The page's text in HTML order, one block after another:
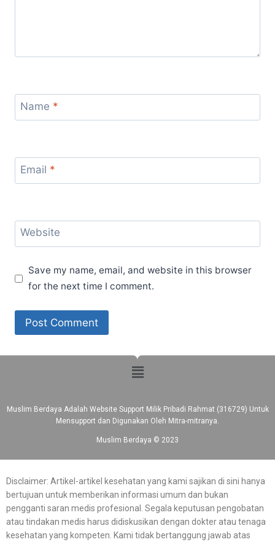
Name *
Email *
Website
Save my name, email, and website in this browser
for the next time I comment.
Muslim Berdaya Adalah Website Support Milik Pribadi Rahmat (316729) Untuk
Mensupport dan Digunakan Oleh Mitra-mitranya.
Muslim Berdaya © 2023
Disclaimer: Artikel-artikel kesehatan yang kami sajikan di sini hanya
bertujuan untuk memberikan informasi umum dan bukan
pengganti saran medis profesional. Segala keputusan pengobatan
atau tindakan medis harus didiskusikan dengan dokter atau tenaga
kesehatan yang kompeten. Kami tidak bertanggung jawab atas